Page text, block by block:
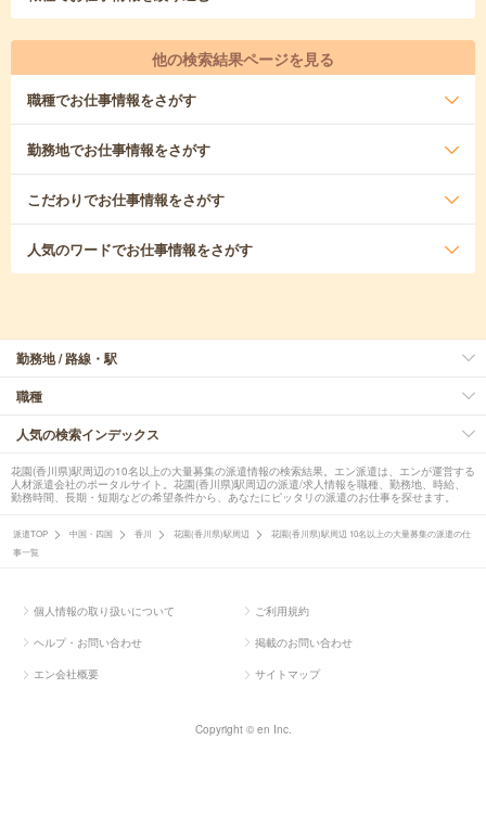
他の検索結果ページを見る
職種でお仕事情報をさがす
勤務地でお仕事情報をさがす
こだわりでお仕事情報をさがす
人気のワードでお仕事情報をさがす
勤務地 / 路線・駅
職種
人気の検索インデックス
花園(香川県)駅周辺の10名以上の大量募集の派遣情報の検索結果。エン派遣は、エンが運営する
人材派遣会社のポータルサイト。花園(香川県)駅周辺の派遣/求人情報を職種、勤務地、時給、
勤務時間、長期・短期などの希望条件から、あなたにピッタリの派遣のお仕事を探せます。
派遣TOP 中国・四国 香川 花園(香川県)駅周辺
花園(香川県)駅周辺 10名以上の大量募集の派遣の仕
事一覧
個人情報の取り扱いについて ご利用規約
ヘルプ・お問い合わせ 掲載のお問い合わせ
エン会社概要 サイトマップ
Copyright © en Inc.